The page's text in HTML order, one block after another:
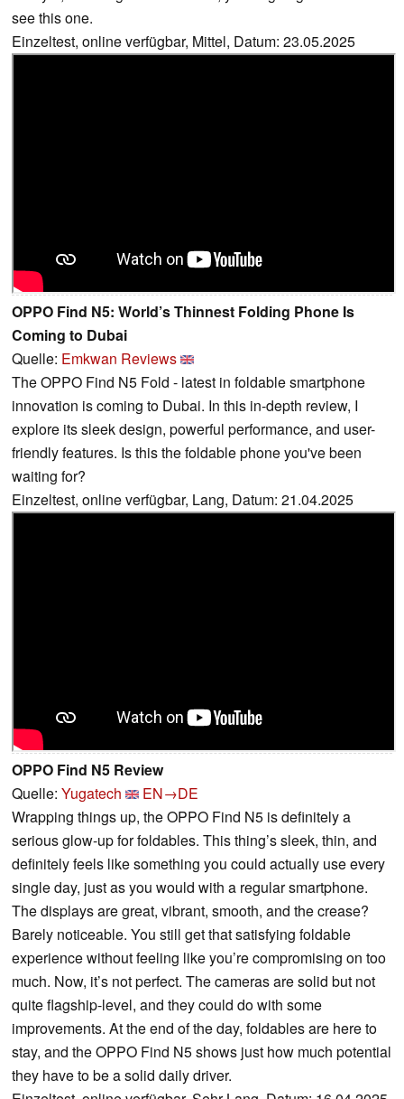
see this one.
Einzeltest, online verfügbar, Mittel, Datum: 23.05.2025
OPPO Find N5: World’s Thinnest Folding Phone Is
Coming to Dubai
Quelle: Emkwan Reviews
The OPPO Find N5 Fold - latest in foldable smartphone
innovation is coming to Dubai. In this in-depth review, I
explore its sleek design, powerful performance, and user-
friendly features. Is this the foldable phone you've been
waiting for?
Einzeltest, online verfügbar, Lang, Datum: 21.04.2025
OPPO Find N5 Review
Quelle: Yugatech
EN→DE
Wrapping things up, the OPPO Find N5 is definitely a
serious glow-up for foldables. This thing’s sleek, thin, and
definitely feels like something you could actually use every
single day, just as you would with a regular smartphone.
The displays are great, vibrant, smooth, and the crease?
Barely noticeable. You still get that satisfying foldable
experience without feeling like you’re compromising on too
much. Now, it’s not perfect. The cameras are solid but not
quite flagship-level, and they could do with some
improvements. At the end of the day, foldables are here to
stay, and the OPPO Find N5 shows just how much potential
they have to be a solid daily driver.